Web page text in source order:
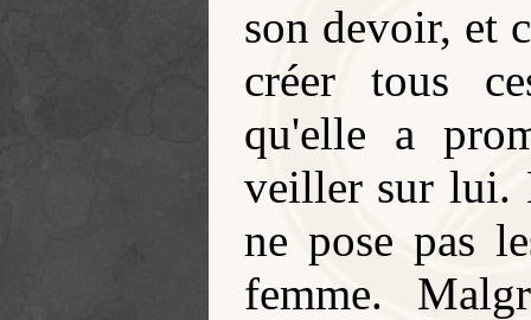
son devoir, et
créer tous
qu'elle a
veiller sur lui.
ne pose pas
femme.